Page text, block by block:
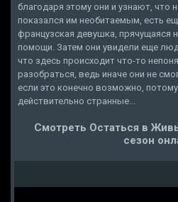
благодаря этому они и узнают, что
показался им необитаемым, есть
французская девушка,
помощи. Затем они увидели еще
что здесь происходит что-то
разобраться, ведь иначе они не
если это конечно возможно,
действительно странные...
Смотреть Остаться в
сезон